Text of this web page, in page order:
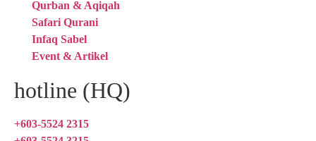
Qurban & Aqiqah
Safari Qurani
Infaq Sabel
Event & Artikel
hotline (HQ)
+603-5524 2315